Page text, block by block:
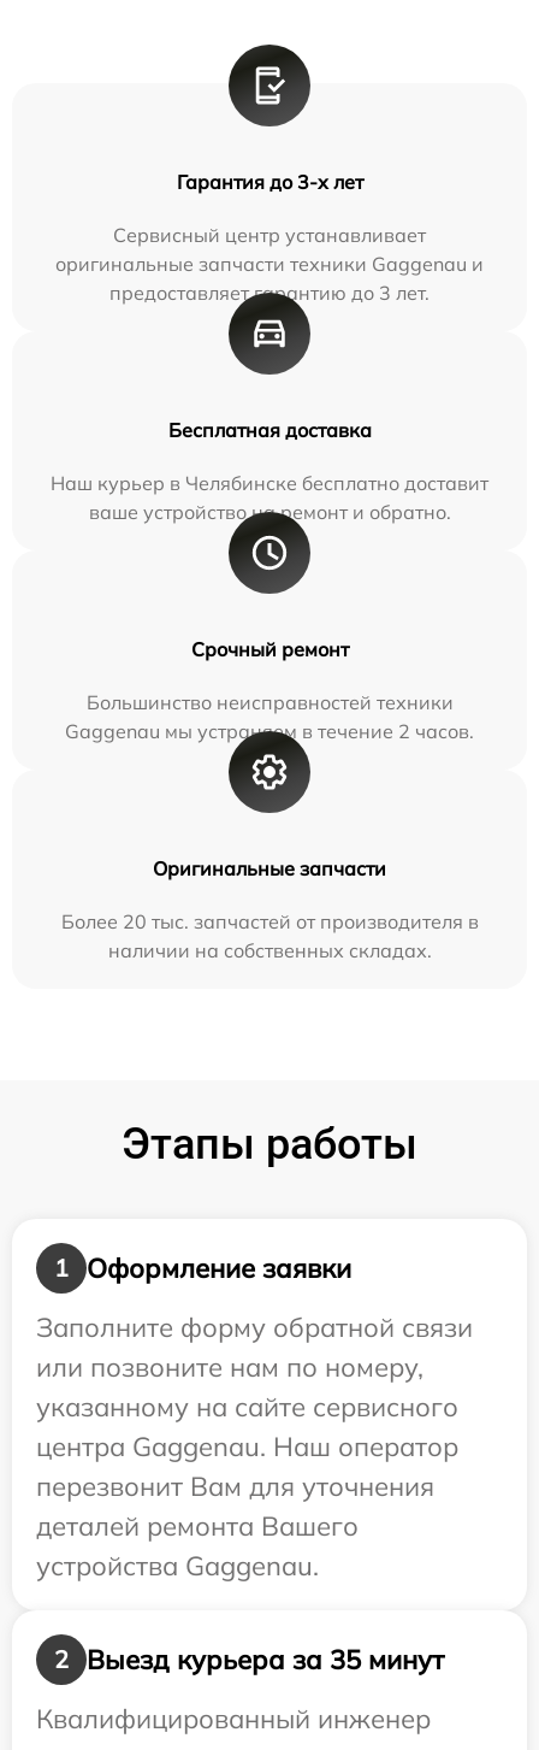
Гарантия до 3-х лет
Сервисный центр устанавливает
оригинальные запчасти техники Gaggenau и
предоставляет гарантию до 3 лет.
Бесплатная доставка
Наш курьер в Челябинске бесплатно доставит
ваше устройство на ремонт и обратно.
Срочный ремонт
Большинство неисправностей техники
Gaggenau мы устраняем в течение 2 часов.
Оригинальные запчасти
Более 20 тыс. запчастей от производителя в
наличии на собственных складах.
Этапы работы
1
Оформление заявки
Заполните форму обратной связи
или позвоните нам по номеру,
указанному на сайте сервисного
центра Gaggenau. Наш оператор
перезвонит Вам для уточнения
деталей ремонта Вашего
устройства Gaggenau.
2
Выезд курьера за 35 минут
Квалифицированный инженер